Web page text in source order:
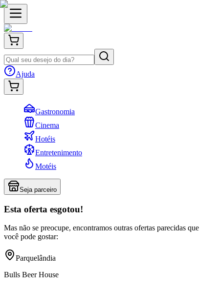
Ajuda
Gastronomia
Cinema
Hotéis
Entretenimento
Motéis
Seja parceiro
Esta oferta esgotou!
Mas não se preocupe, encontramos outras ofertas parecidas que
você pode gostar:
Parquelândia
Bulls Beer House